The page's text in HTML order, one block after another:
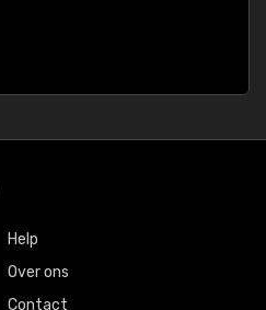
Help
Over ons
Contact